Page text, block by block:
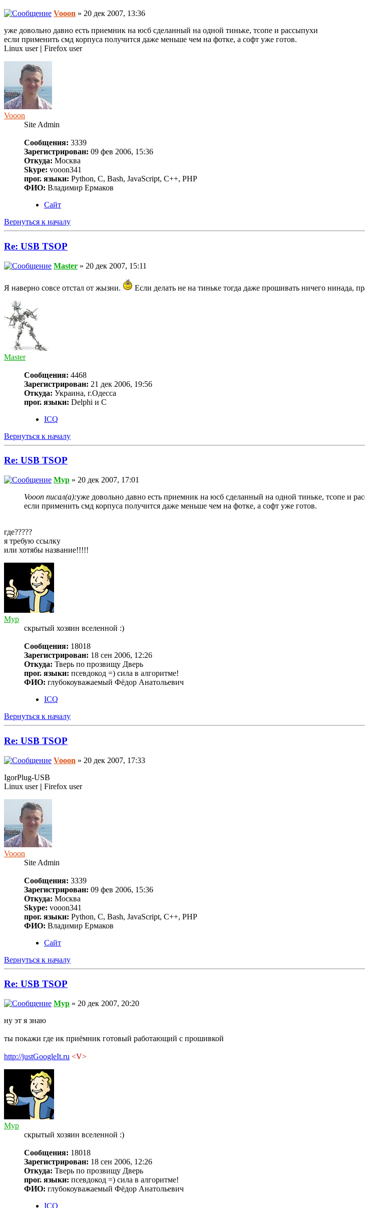
Vooon » 20 дек 2007, 13:36
уже довольно давно есть приемник на юсб сделанный на одной тиньке, тсопе и рассыпухи
если применить смд корпуса получится даже меньше чем на фотке, а софт уже готов.
Linux user | Firefox user
Vooon
Site Admin
Сообщения: 3339
Зарегистрирован: 09 фев 2006, 15:36
Откуда: Москва
Skype: vooon341
прог. языки: Python, C, Bash, JavaScript, C++, PHP
ФИО: Владимир Ермаков
Сайт
Вернуться к началу
Re: USB TSOP
Master » 20 дек 2007, 15:11
Я наверно совсе отстал от жызни. Если делать не на тиньке тогда даже прошивать ничего нинада,
Master
Сообщения: 4468
Зарегистрирован: 21 дек 2006, 19:56
Откуда: Украина, г.Одесса
прог. языки: Delphi и С
ICQ
Вернуться к началу
Re: USB TSOP
Myp » 20 дек 2007, 17:01
Vooon писал(а):уже довольно давно есть приемник на юсб сделанный на одной тиньке, тсопе и
если применить смд корпуса получится даже меньше чем на фотке, а софт уже готов.
где?????
я требую ссылку
или хотябы название!!!!!
Myp
скрытый хозяин вселенной :)
Сообщения: 18018
Зарегистрирован: 18 сен 2006, 12:26
Откуда: Тверь по прозвищу Дверь
прог. языки: псевдокод =) сила в алгоритме!
ФИО: глубокоуважаемый Фёдор Анатольевич
ICQ
Вернуться к началу
Re: USB TSOP
Vooon » 20 дек 2007, 17:33
IgorPlug-USB
Linux user | Firefox user
Vooon
Site Admin
Сообщения: 3339
Зарегистрирован: 09 фев 2006, 15:36
Откуда: Москва
Skype: vooon341
прог. языки: Python, C, Bash, JavaScript, C++, PHP
ФИО: Владимир Ермаков
Сайт
Вернуться к началу
Re: USB TSOP
Myp » 20 дек 2007, 20:20
ну эт я знаю
ты покажи где ик приёмник готовый работающий с прошивкой
http://justGoogleIt.ru <V>
Myp
скрытый хозяин вселенной :)
Сообщения: 18018
Зарегистрирован: 18 сен 2006, 12:26
Откуда: Тверь по прозвищу Дверь
прог. языки: псевдокод =) сила в алгоритме!
ФИО: глубокоуважаемый Фёдор Анатольевич
ICQ